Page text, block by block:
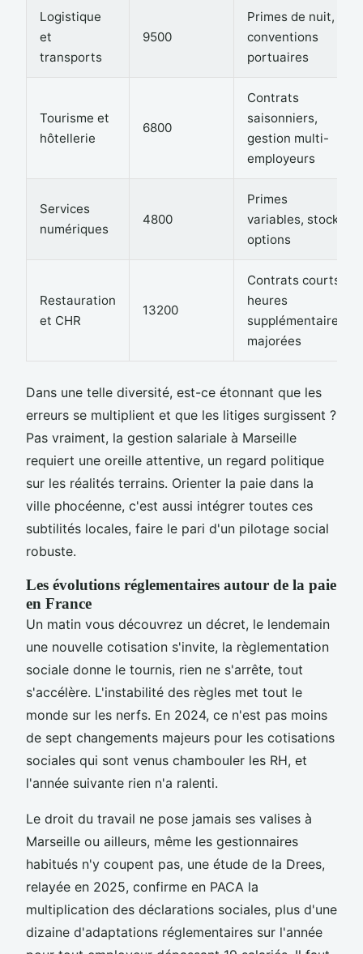
Logistique
et
transports
9500
Primes de nuit,
conventions
portuaires
Tourisme et
hôtellerie
6800
Contrats
saisonniers,
gestion multi-
employeurs
Services
numériques
4800
Primes
variables, stock-
options
Restauration
et CHR
13200
Contrats courts,
heures
supplémentaires
majorées
Dans une telle diversité, est-ce étonnant que les
erreurs se multiplient et que les litiges surgissent ?
Pas vraiment, la gestion salariale à Marseille
requiert une oreille attentive, un regard politique
sur les réalités terrains. Orienter la paie dans la
ville phocéenne, c'est aussi intégrer toutes ces
subtilités locales, faire le pari d'un pilotage social
robuste.
Les évolutions réglementaires autour de la paie
en France
Un matin vous découvrez un décret, le lendemain
une nouvelle cotisation s'invite, la règlementation
sociale donne le tournis, rien ne s'arrête, tout
s'accélère. L'instabilité des règles met tout le
monde sur les nerfs. En 2024, ce n'est pas moins
de sept changements majeurs pour les cotisations
sociales qui sont venus chambouler les RH, et
l'année suivante rien n'a ralenti.
Le droit du travail ne pose jamais ses valises à
Marseille ou ailleurs, même les gestionnaires
habitués n'y coupent pas, une étude de la Drees,
relayée en 2025, confirme en PACA la
multiplication des déclarations sociales, plus d'une
dizaine d'adaptations réglementaires sur l'année